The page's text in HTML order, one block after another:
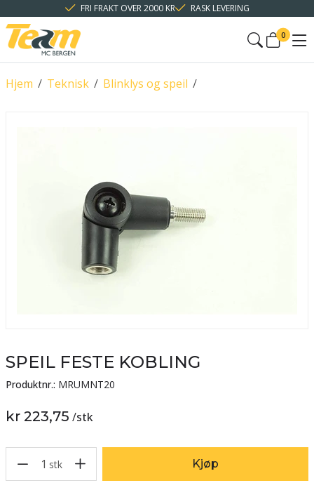
FRI FRAKT OVER 2000 KR RASK LEVERING
0
/
Hjem /
Teknisk /
Blinklys og speil
SPEIL FESTE KOBLING
Produktnr.: MRUMNT20
kr 223,75 /stk
1 stk Kjøp